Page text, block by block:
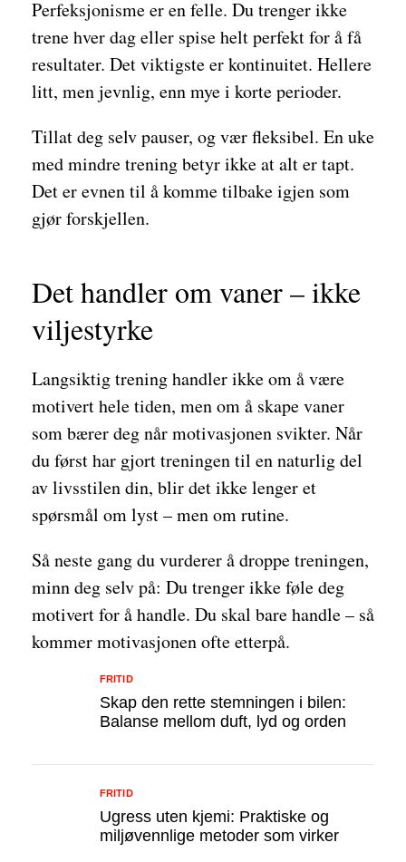
Perfeksjonisme er en felle. Du trenger ikke
trene hver dag eller spise helt perfekt for å få
resultater. Det viktigste er kontinuitet. Hellere
litt, men jevnlig, enn mye i korte perioder.
Tillat deg selv pauser, og vær fleksibel. En uke
med mindre trening betyr ikke at alt er tapt.
Det er evnen til å komme tilbake igjen som
gjør forskjellen.
Det handler om vaner – ikke
viljestyrke
Langsiktig trening handler ikke om å være
motivert hele tiden, men om å skape vaner
som bærer deg når motivasjonen svikter. Når
du først har gjort treningen til en naturlig del
av livsstilen din, blir det ikke lenger et
spørsmål om lyst – men om rutine.
Så neste gang du vurderer å droppe treningen,
minn deg selv på: Du trenger ikke føle deg
motivert for å handle. Du skal bare handle – så
kommer motivasjonen ofte etterpå.
Skap den rette stemningen i bilen:
Balanse mellom duft, lyd og orden
FRITID
Ugress uten kjemi: Praktiske og
miljøvennlige metoder som virker
FRITID